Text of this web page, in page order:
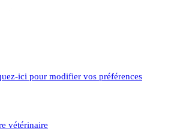
ici pour modifier vos préférences
vétérinaire